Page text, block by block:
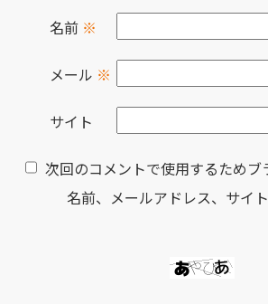
名前 ※
メール ※
サイト
次回のコメントで使用するためブ
名前、メールアドレス、サイ